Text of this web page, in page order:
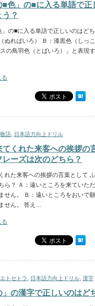
■色」の■に入る単語で正
？
」の■に入る単語で正しいのはど
ぬればいろ） Ｂ：漆黒色（しっ
の鳥羽色（とばいろ）」と表現
る
敬語 日本語力向上ドリル
てくれた来客への挨拶の
レーズは次のどちら？
れた来客への挨拶の言葉として
ら？ Ａ：遠いところを来ていた
せん。 Ｂ：遠いところをおいで
せん。 答え…
る
エトセトラ 日本語力向上ドリル 漢字
」の漢字で正しいのはど